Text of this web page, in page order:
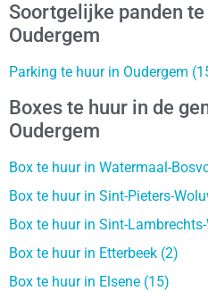
Soortgelijke panden
Oudergem
Parking te huur in Oudergem
Boxes te huur in de
Oudergem
Box te huur in Watermaal-
Box te huur in Sint-Pieters-
Box te huur in Sint-
Box te huur in Etterbeek (2)
Box te huur in Elsene (15)